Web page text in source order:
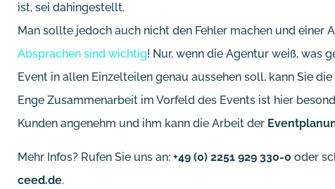
ist, sei dahingestellt.
Man sollte jedoch auch nicht den Fehler machen und einer
Absprachen sind wichtig! Nur, wenn die Agentur weiß, was
Event in allen Einzelteilen genau aussehen soll, kann Sie die
Enge Zusammenarbeit im Vorfeld des Events ist hier
Kunden angenehm und ihm kann die Arbeit der
Mehr Infos? Rufen Sie uns an: +49 (0) 2251 929 330-0 oder
ceed.de.